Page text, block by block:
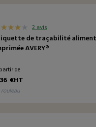
2 avis
de traçabilité
AVERY®
de
€HT
rouleau